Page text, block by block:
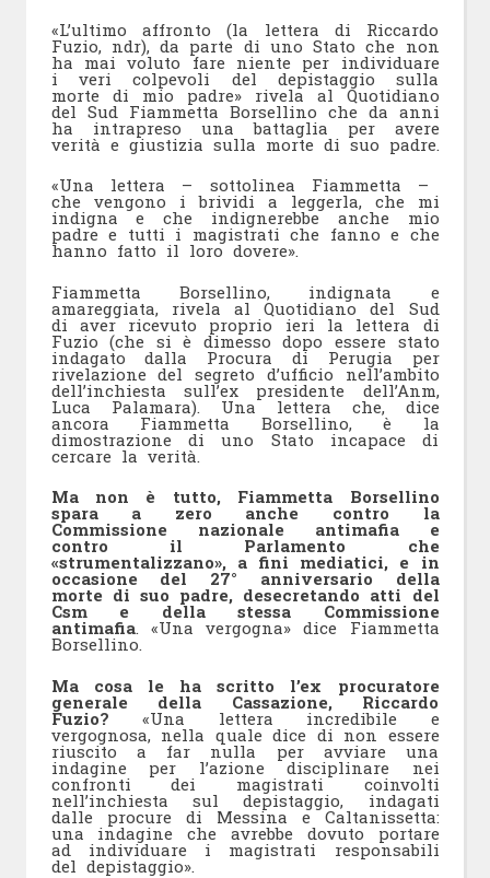
«L’ultimo affronto (la lettera di Riccardo
Fuzio, ndr), da parte di uno Stato che non
ha mai voluto fare niente per individuare
i veri colpevoli del depistaggio sulla
morte di mio padre» rivela al Quotidiano
del Sud Fiammetta Borsellino che da anni
ha intrapreso una battaglia per avere
verità e giustizia sulla morte di suo padre.
«Una lettera – sottolinea Fiammetta –
che vengono i brividi a leggerla, che mi
indigna e che indignerebbe anche mio
padre e tutti i magistrati che fanno e che
hanno fatto il loro dovere».
Fiammetta Borsellino, indignata e
amareggiata, rivela al Quotidiano del Sud
di aver ricevuto proprio ieri la lettera di
Fuzio (che si è dimesso dopo essere stato
indagato dalla Procura di Perugia per
rivelazione del segreto d’ufficio nell’ambito
dell’inchiesta sull’ex presidente dell’Anm,
Luca Palamara). Una lettera che, dice
ancora Fiammetta Borsellino, è la
dimostrazione di uno Stato incapace di
cercare la verità.
Ma non è tutto, Fiammetta Borsellino
spara a zero anche contro la
Commissione nazionale antimafia e
contro il Parlamento che
«strumentalizzano», a fini mediatici, e in
occasione del 27° anniversario della
morte di suo padre, desecretando atti del
Csm e della stessa Commissione
antimafia. «Una vergogna» dice Fiammetta
Borsellino.
Ma cosa le ha scritto l’ex procuratore
generale della Cassazione, Riccardo
Fuzio? «Una lettera incredibile e
vergognosa, nella quale dice di non essere
riuscito a far nulla per avviare una
indagine per l’azione disciplinare nei
confronti dei magistrati coinvolti
nell’inchiesta sul depistaggio, indagati
dalle procure di Messina e Caltanissetta:
una indagine che avrebbe dovuto portare
ad individuare i magistrati responsabili
del depistaggio».